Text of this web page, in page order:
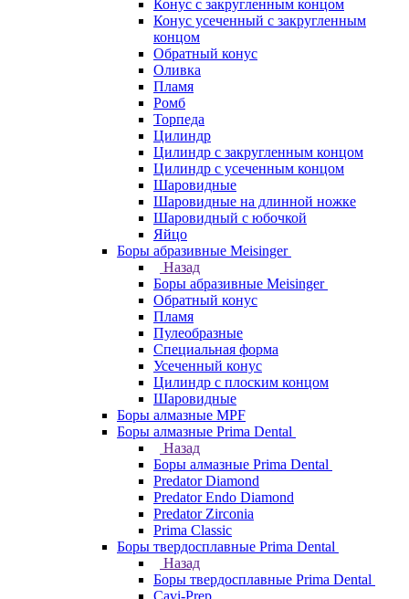
Конус c закругленным концом
Конус усеченный c закругленным
концом
Обратный конус
Оливка
Пламя
Ромб
Торпеда
Цилиндр
Цилиндр с закругленным концом
Цилиндр с усеченным концом
Шаровидные
Шаровидные на длинной ножке
Шаровидный с юбочкой
Яйцо
Боры абразивные Meisinger
Назад
Боры абразивные Meisinger
Обратный конус
Пламя
Пулеобразные
Специальная форма
Усеченный конус
Цилиндр с плоским концом
Шаровидные
Боры алмазные MPF
Боры алмазные Prima Dental
Назад
Боры алмазные Prima Dental
Predator Diamond
Predator Endo Diamond
Predator Zirconia
Prima Classic
Боры твердосплавные Prima Dental
Назад
Боры твердосплавные Prima Dental
Cavi-Prep